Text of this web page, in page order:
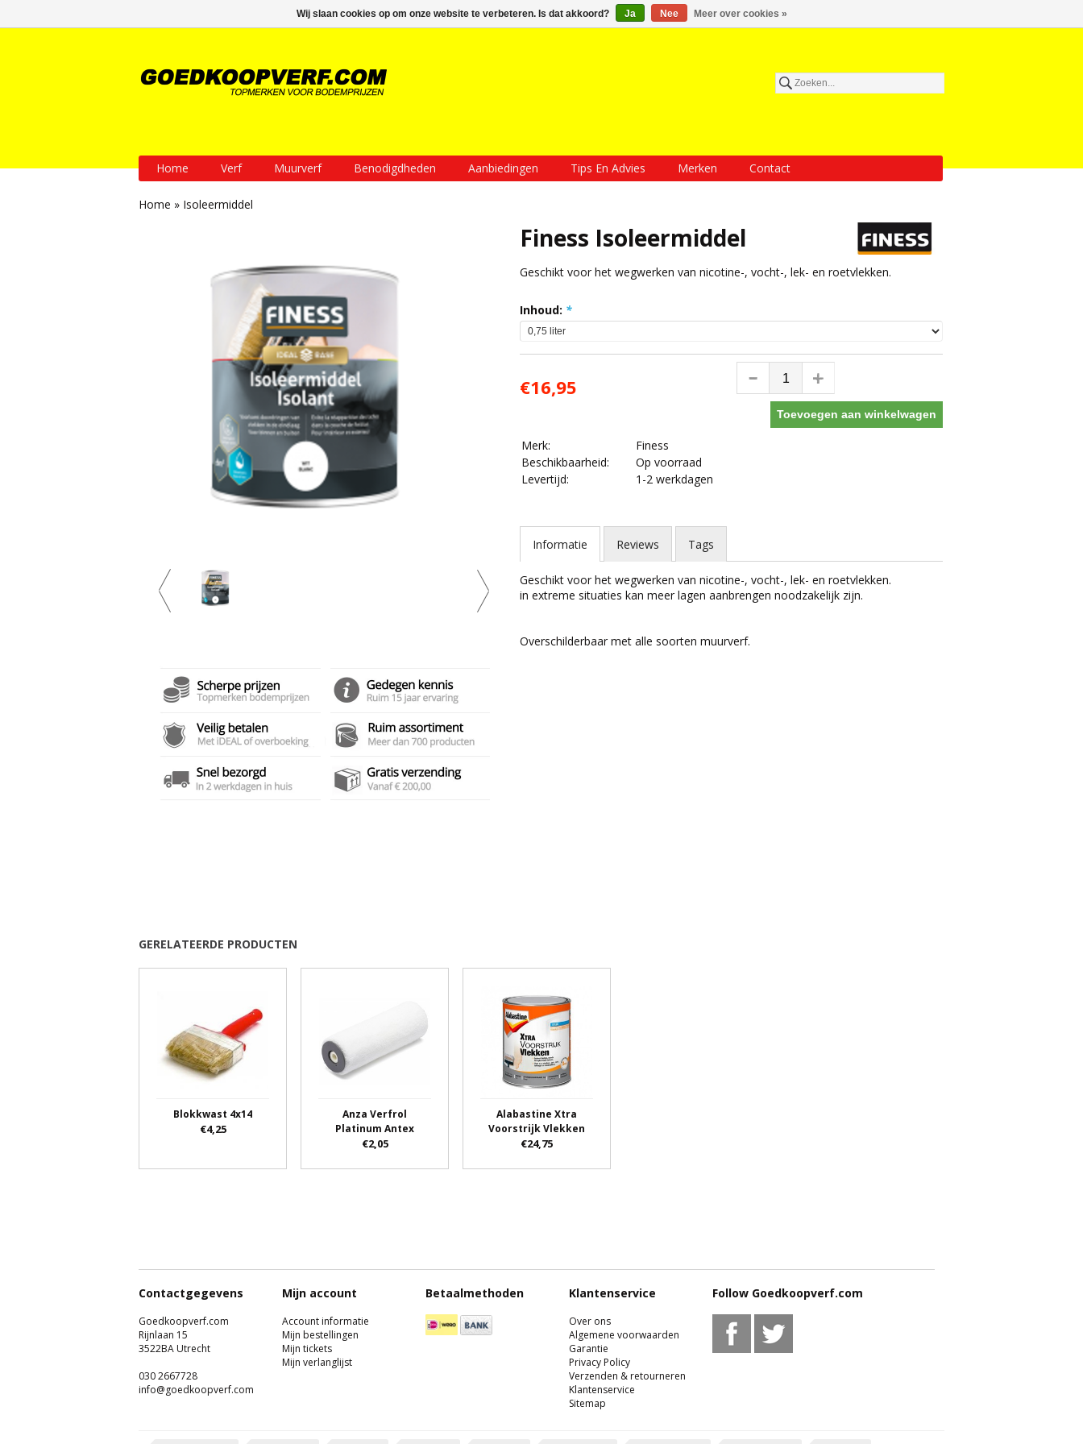
Inloggen Een account aanmaken Mijn winkelwagen €0,00
Home Verf Muurverf Benodigdheden Aanbiedingen Tips En Advies Merken Contact
Home » Isoleermiddel
Finess Isoleermiddel
Geschikt voor het wegwerken van nicotine-, vocht-, lek- en roetvlekken.
Inhoud: *
€16,95
Toevoegen aan winkelwagen
Merk:
Finess
Beschikbaarheid:
Op voorraad
Levertijd:
1-2 werkdagen
Informatie Reviews Tags
Geschikt voor het wegwerken van nicotine-, vocht-, lek- en roetvlekken.
in extreme situaties kan meer lagen aanbrengen noodzakelijk zijn.
Overschilderbaar met alle soorten muurverf.
GERELATEERDE PRODUCTEN
Blokkwast 4x14
€4,25
Anza Verfrol
Platinum Antex
€2,05
Alabastine Xtra
Voorstrijk Vlekken
€24,75
Contactgegevens
Goedkoopverf.com
Rijnlaan 15
3522BA Utrecht
030 2667728
info@goedkoopverf.com
Mijn account
Account informatie
Mijn bestellingen
Mijn tickets
Mijn verlanglijst
Betaalmethoden Klantenservice
Over ons
Algemene voorwaarden
Garantie
Privacy Policy
Verzenden & retourneren
Klantenservice
Sitemap
Follow Goedkoopverf.com
Wij slaan cookies op om onze website te verbeteren. Is dat akkoord? Ja Nee Meer over cookies »